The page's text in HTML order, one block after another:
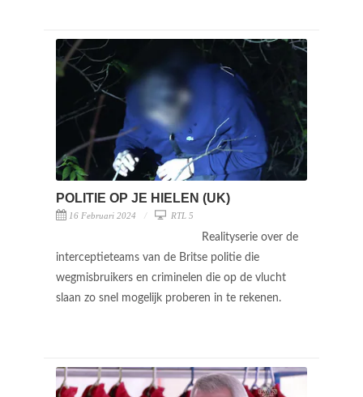
POLITIE OP JE HIELEN (UK)
16 Februari 2024 RTL 5
Realityserie over de
interceptieteams van de Britse politie die
wegmisbruikers en criminelen die op de vlucht
slaan zo snel mogelijk proberen in te rekenen.